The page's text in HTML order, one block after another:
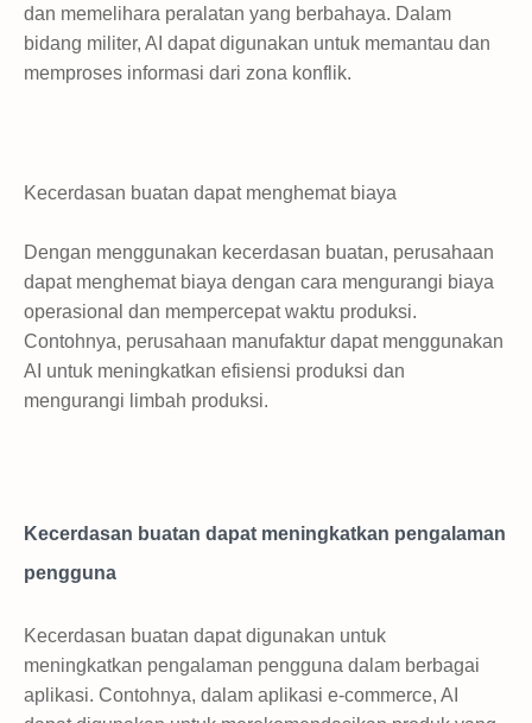
dan memelihara peralatan yang berbahaya. Dalam
bidang militer, AI dapat digunakan untuk memantau dan
memproses informasi dari zona konflik.
Kecerdasan buatan dapat menghemat biaya
Dengan menggunakan kecerdasan buatan, perusahaan
dapat menghemat biaya dengan cara mengurangi biaya
operasional dan mempercepat waktu produksi.
Contohnya, perusahaan manufaktur dapat menggunakan
AI untuk meningkatkan efisiensi produksi dan
mengurangi limbah produksi.
Kecerdasan buatan dapat meningkatkan pengalaman
pengguna
Kecerdasan buatan dapat digunakan untuk
meningkatkan pengalaman pengguna dalam berbagai
aplikasi. Contohnya, dalam aplikasi e-commerce, AI